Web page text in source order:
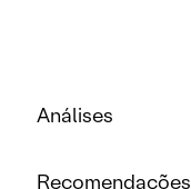
Análises
Recomendações